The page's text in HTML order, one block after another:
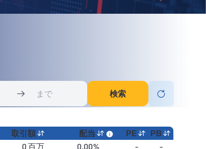
検索
取引額 配当 PE
PB
0 百万 0.00% -
-